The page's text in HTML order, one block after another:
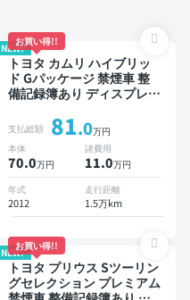
NEW!
お買い得!!
トヨタ カムリ ハイブリッ
ド Gパッケージ 禁煙車 整
備記録簿あり ディスプレイ
り TV スマートキー ETC バ
ックモニター ドライブレコ
ーダー
支払総額 81.0万円
本体
70.0万円
諸費用
11.0万円
年式
2012
走行距離
1.5万km
NEW!
お買い得!!
トヨタ プリウス Sツーリン
グセレクション プレミアム